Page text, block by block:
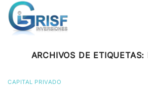
Saltar
contenido
ARCHIVOS DE ETIQUETAS:
CAPITAL PRIVADO